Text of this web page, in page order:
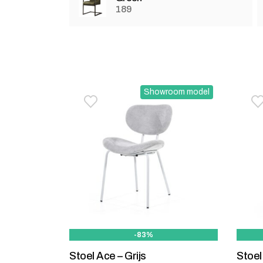
189
Showroom model
Toevoegen aan verlanglijstje
Verwijderen van verlanglijst
-83%
Stoel Ace – Grijs
Stoel